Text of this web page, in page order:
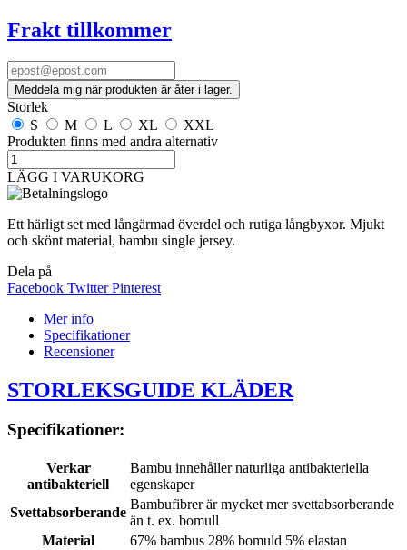
Frakt tillkommer
Meddela mig när produkten är åter i lager.
Storlek
S
M L XL
XXL
Produkten finns med andra alternativ
LÄGG I VARUKORG
Ett härligt set med långärmad överdel och rutiga långbyxor. Mjukt
och skönt material, bambu single jersey.
Dela på
Facebook Twitter Pinterest
Mer info
Specifikationer
Recensioner
STORLEKSGUIDE KLÄDER
Specifikationer:
Verkar
antibakteriell
Bambu innehåller naturliga antibakteriella
egenskaper
Svettabsorberande
Bambufibrer är mycket mer svettabsorberande
än t. ex. bomull
Material
67% bambus 28% bomuld 5% elastan